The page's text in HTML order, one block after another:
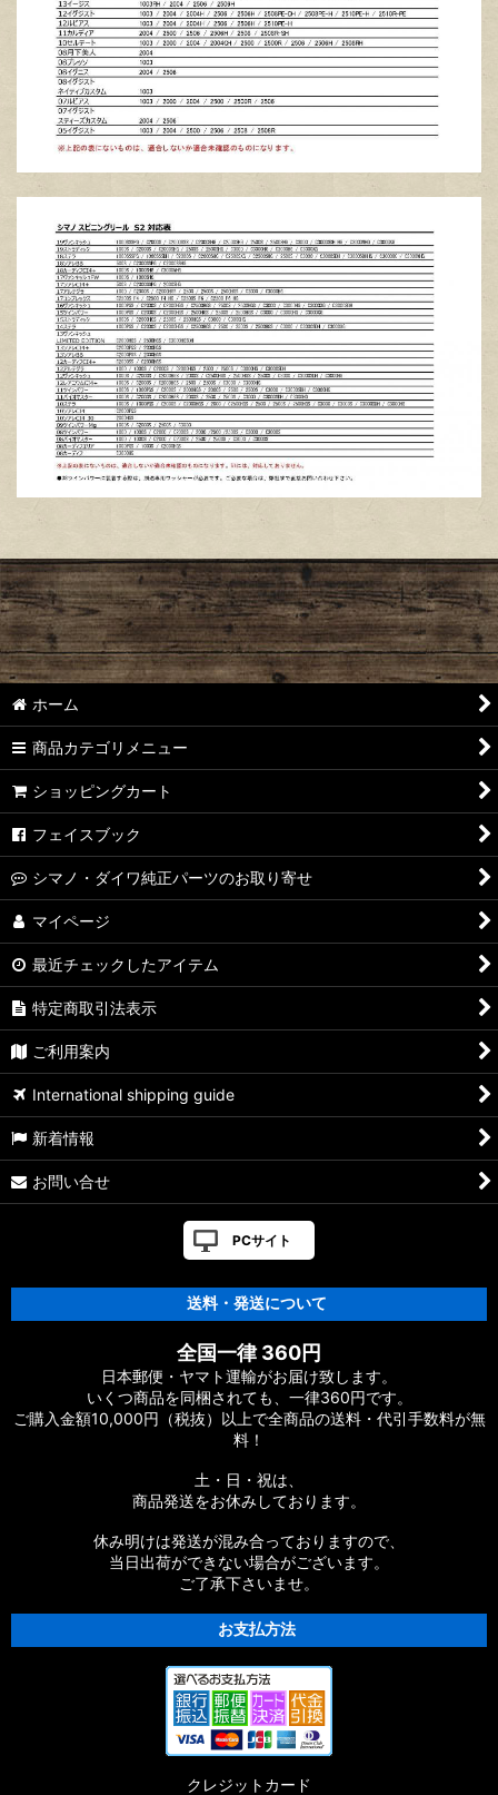
ホーム
商品カテゴリメニュー
ショッピングカート
フェイスブック
シマノ・ダイワ純正パーツのお取り寄せ
マイページ
最近チェックしたアイテム
特定商取引法表示
ご利用案内
International shipping guide
新着情報
お問い合せ
PCサイト
送料・発送について
全国一律 360円
日本郵便・ヤマト運輸がお届け致します。
いくつ商品を同梱されても、一律360円です。
ご購入金額10,000円（税抜）以上で全商品の送料・代引手数料が無
料！
土・日・祝は、
商品発送をお休みしております。
休み明けは発送が混み合っておりますので、
当日出荷ができない場合がございます。
ご了承下さいませ。
お支払方法
クレジットカード